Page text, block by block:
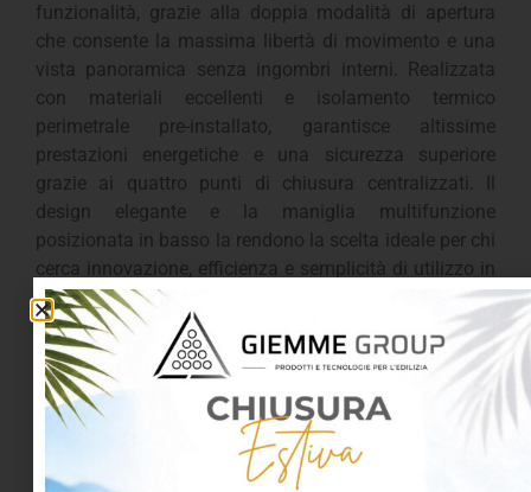
funzionalità, grazie alla doppia modalità di apertura
che consente la massima libertà di movimento e una
vista panoramica senza ingombri interni. Realizzata
con materiali eccellenti e isolamento termico
perimetrale pre-installato, garantisce altissime
prestazioni energetiche e una sicurezza superiore
grazie ai quattro punti di chiusura centralizzati. Il
design elegante e la maniglia multifunzione
posizionata in basso la rendono la scelta ideale per chi
cerca innovazione, efficienza e semplicità di utilizzo in
ogni ambiente sottotetto.